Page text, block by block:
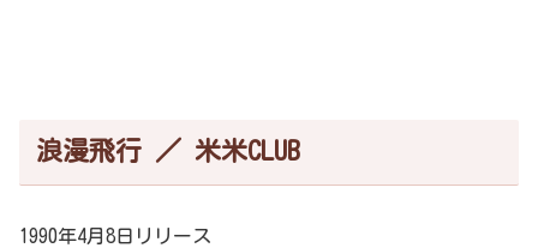
浪漫飛行 ／ 米米CLUB
1990年4月8日リリース